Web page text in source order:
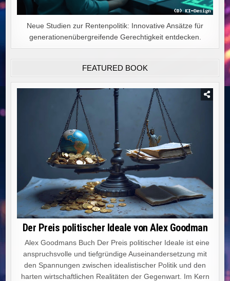
Neue Studien zur Rentenpolitik: Innovative Ansätze für
generationenübergreifende Gerechtigkeit entdecken.
FEATURED BOOK
Der Preis politischer Ideale von Alex Goodman
Alex Goodmans Buch Der Preis politischer Ideale ist eine
anspruchsvolle und tiefgründige Auseinandersetzung mit
den Spannungen zwischen idealistischer Politik und den
harten wirtschaftlichen Realitäten der Gegenwart. Im Kern